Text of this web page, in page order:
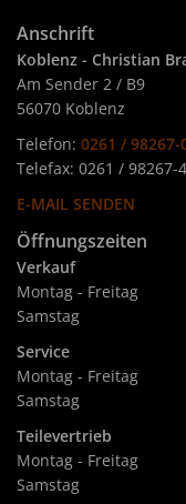
Anschrift
Koblenz - Christian
Am Sender 2 / B9
56070 Koblenz
Telefon: 0261 / 98267-
Telefax: 0261 / 98267-
E-MAIL SENDEN
Öffnungszeiten
Verkauf
Montag - Freitag
Samstag
Service
Montag - Freitag
Samstag
Teilevertrieb
Montag - Freitag
Samstag